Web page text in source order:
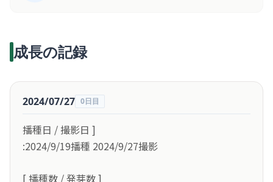
成長の記録
2024/07/27 0日目
播種日 / 撮影日 ]
:2024/9/19播種 2024/9/27撮影
[ 播種数 / 発芽数 ]